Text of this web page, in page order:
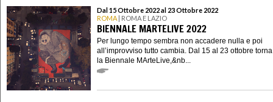
Dal 15 Ottobre 2022 al 23 Ottobre 2022
ROMA | ROMA E LAZIO
BIENNALE MARTELIVE 2022
Per lungo tempo sembra non accadere nulla e poi
all’improvviso tutto cambia. Dal 15 al 23 ottobre torna
la Biennale MArteLive,&nb...